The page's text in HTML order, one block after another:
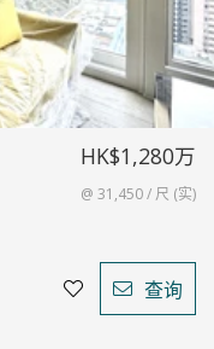
HK$1,280万
@ 31,450 / 尺 (实)
查询